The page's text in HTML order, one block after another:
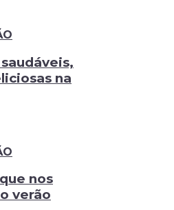
na
nos
verão